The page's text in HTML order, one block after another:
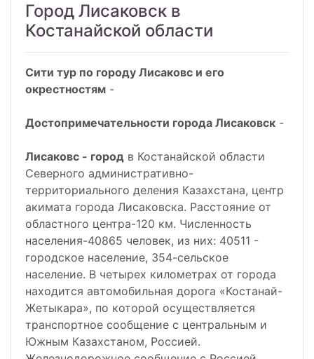
Город Лисаковск в
Костанайской области
Сити тур по городу Лисаковс и его
окрестностям -
Достопримечательности города Лисаковск -
Лисаковс - город в Костанайской области
Северного административно-
территориального деления Казахстана, центр
акимата города Лисаковска. Расстояние от
областного центра-120 км. Численность
населения-40865 человек, из них: 40511 -
городское население, 354-сельское
население. В четырех километрах от города
находится автомобильная дорога «Костанай-
Жетыкара», по которой осуществляется
транспортное сообщение с центральным и
Южным Казахстаном, Россией.